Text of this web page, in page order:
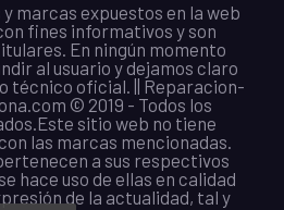
marcas expuestos en la web
fines informativos y son
En ningún momento
al usuario y dejamos claro
técnico oficial. || Reparacion-
© 2019 - Todos los
sitio web no tiene
las marcas mencionadas.
a sus respectivos
hace uso de ellas en calidad
de la actualidad, tal y